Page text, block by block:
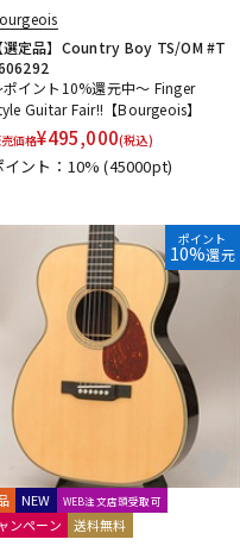
【選定品】Country Boy TS/OM #T
ポイント10%還元中～ Finger
Guitar Fair!!【Bourgeois】
価格¥495,000(税込)
イント：10%(45000pt)
ポイント
10%還元
NEW WEB注文店頭受取可
ンペーン 送料無料